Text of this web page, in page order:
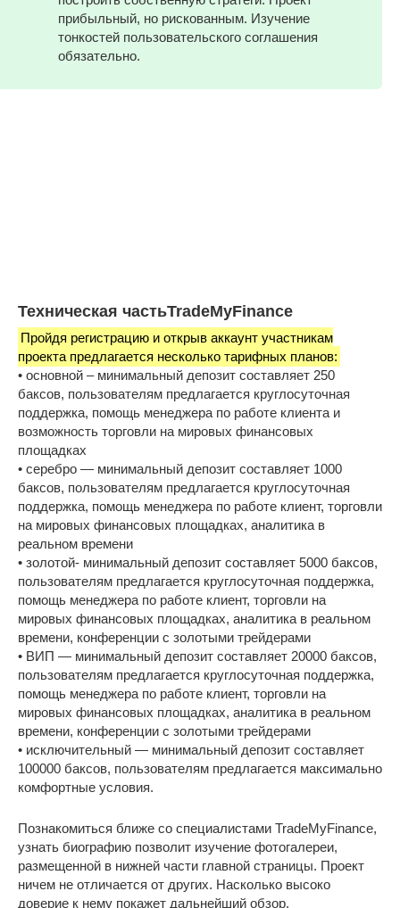
прибыльный, но рискованным. Изучение
тонкостей пользовательского соглашения
обязательно.
Техническая частьTradeMyFinance
Пройдя регистрацию и открыв аккаунт участникам
проекта предлагается несколько тарифных планов:
• основной – минимальный депозит составляет 250
баксов, пользователям предлагается круглосуточная
поддержка, помощь менеджера по работе клиента и
возможность торговли на мировых финансовых
площадках
• серебро — минимальный депозит составляет 1000
баксов, пользователям предлагается круглосуточная
поддержка, помощь менеджера по работе клиент, торговли
на мировых финансовых площадках, аналитика в
реальном времени
• золотой- минимальный депозит составляет 5000 баксов,
пользователям предлагается круглосуточная поддержка,
помощь менеджера по работе клиент, торговли на
мировых финансовых площадках, аналитика в реальном
времени, конференции с золотыми трейдерами
• ВИП — минимальный депозит составляет 20000 баксов,
пользователям предлагается круглосуточная поддержка,
помощь менеджера по работе клиент, торговли на
мировых финансовых площадках, аналитика в реальном
времени, конференции с золотыми трейдерами
• исключительный — минимальный депозит составляет
100000 баксов, пользователям предлагается максимально
комфортные условия.
Познакомиться ближе со специалистами TradeMyFinance,
узнать биографию позволит изучение фотогалереи,
размещенной в нижней части главной страницы. Проект
ничем не отличается от других. Насколько высоко
доверие к нему покажет дальнейший обзор.